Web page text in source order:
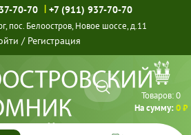
70-70 | +7 (911) 937-70-70
пос. Белоостров, Новое шоссе, д.11
/ Регистрация
Товаров:0
На сумму:0 ₽